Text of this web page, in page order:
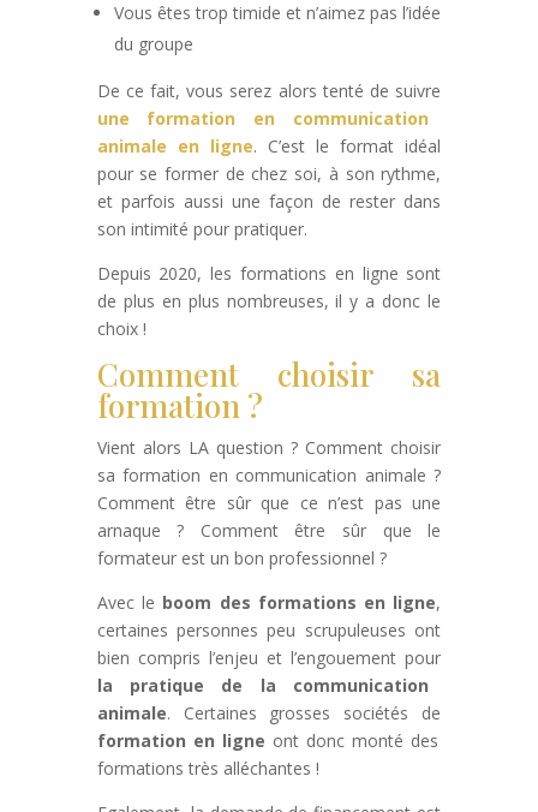
Vous êtes trop timide et n’aimez pas l’idée
du groupe
De ce fait, vous serez alors tenté de suivre
une formation en communication
animale en ligne. C’est le format idéal
pour se former de chez soi, à son rythme,
et parfois aussi une façon de rester dans
son intimité pour pratiquer.
Depuis 2020, les formations en ligne sont
de plus en plus nombreuses, il y a donc le
choix !
Comment choisir sa
formation ?
Vient alors LA question ? Comment choisir
sa formation en communication animale ?
Comment être sûr que ce n’est pas une
arnaque ? Comment être sûr que le
formateur est un bon professionnel ?
Avec le boom des formations en ligne,
certaines personnes peu scrupuleuses ont
bien compris l’enjeu et l’engouement pour
la pratique de la communication
animale. Certaines grosses sociétés de
formation en ligne ont donc monté des
formations très alléchantes !